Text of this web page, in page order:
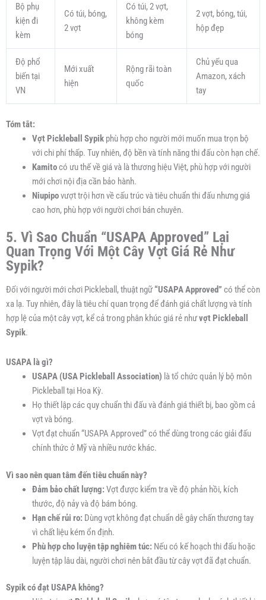
Bộ phụ
kiện đi
kèm
Có túi, bóng,
2 vợt
Có túi, 2 vợt,
không kèm
bóng
2 vợt, bóng, túi,
hộp đẹp
Độ phổ
biến tại
VN
Mới xuất
hiện
Rộng rãi toàn
quốc
Chủ yếu qua
Amazon, xách
tay
Tóm tắt:
Vợt Pickleball Sypikphù hợp cho người mới muốn mua trọn bộ
với chi phí thấp. Tuy nhiên, độ bền và tính năng thi đấu còn hạn chế.
Kamitocó ưu thế về giá và là thương hiệu Việt, phù hợp với người
mới chơi nội địa cần bảo hành.
Niupipovượt trội hơn về cấu trúc và tiêu chuẩn thi đấu nhưng giá
cao hơn, phù hợp với người chơi bán chuyên.
5. Vì Sao Chuẩn “USAPA Approved” Lại
Quan Trọng Với Một Cây Vợt Giá Rẻ Như
Sypik?
Đối với người mới chơi Pickleball, thuật ngữ“USAPA Approved” có thể còn
xa lạ. Tuy nhiên, đây là tiêu chí quan trọng để đánh giá chất lượng và tính
hợp lệ của một cây vợt, kể cả trong phân khúc giá rẻ nhưvợt Pickleball
Sypik.
USAPA là gì?
USAPA (USA Pickleball Association) là tổ chức quản lý bộ môn
Pickleball tại Hoa Kỳ.
Họ thiết lập các quy chuẩn thi đấu và đánh giá thiết bị, bao gồm cả
vợt và bóng.
Vợt đạt chuẩn “USAPA Approved” có thể dùng trong các giải đấu
chính thức ở Mỹ và nhiều nước khác.
Vì sao nên quan tâm đến tiêu chuẩn này?
Đảm bảo chất lượng:Vợt được kiểm tra về độ phản hồi, kích
thước, độ nảy và độ bám bóng.
Hạn chế rủi ro:Dùng vợt không đạt chuẩn dễ gây chấn thương tay
vì chất liệu kém ổn định.
Phù hợp cho luyện tập nghiêm túc:Nếu có kế hoạch thi đấu hoặc
luyện tập lâu dài, người chơi nên bắt đầu từ cây vợt đã đạt chuẩn.
Sypik có đạt USAPA không?